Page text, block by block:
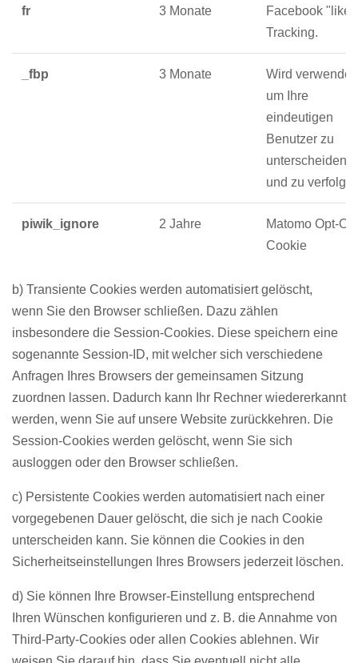
fr 3 Monate
Facebook "like"
Tracking.
_fbp 3 Monate
Wird verwendet,
um Ihre
eindeutigen
Benutzer zu
unterscheiden
und zu
piwik_ignore 2 Jahre
Matomo Opt-
Cookie
b) Transiente Cookies werden automatisiert gelöscht,
wenn Sie den Browser schließen. Dazu zählen
insbesondere die Session-Cookies. Diese speichern eine
sogenannte Session-ID, mit welcher sich verschiedene
Anfragen Ihres Browsers der gemeinsamen Sitzung
zuordnen lassen. Dadurch kann Ihr Rechner wiedererkannt
werden, wenn Sie auf unsere Website zurückkehren. Die
Session-Cookies werden gelöscht, wenn Sie sich
ausloggen oder den Browser schließen.
c) Persistente Cookies werden automatisiert nach einer
vorgegebenen Dauer gelöscht, die sich je nach Cookie
unterscheiden kann. Sie können die Cookies in den
Sicherheitseinstellungen Ihres Browsers jederzeit löschen.
d) Sie können Ihre Browser-Einstellung entsprechend
Ihren Wünschen konfigurieren und z. B. die Annahme von
Third-Party-Cookies oder allen Cookies ablehnen. Wir